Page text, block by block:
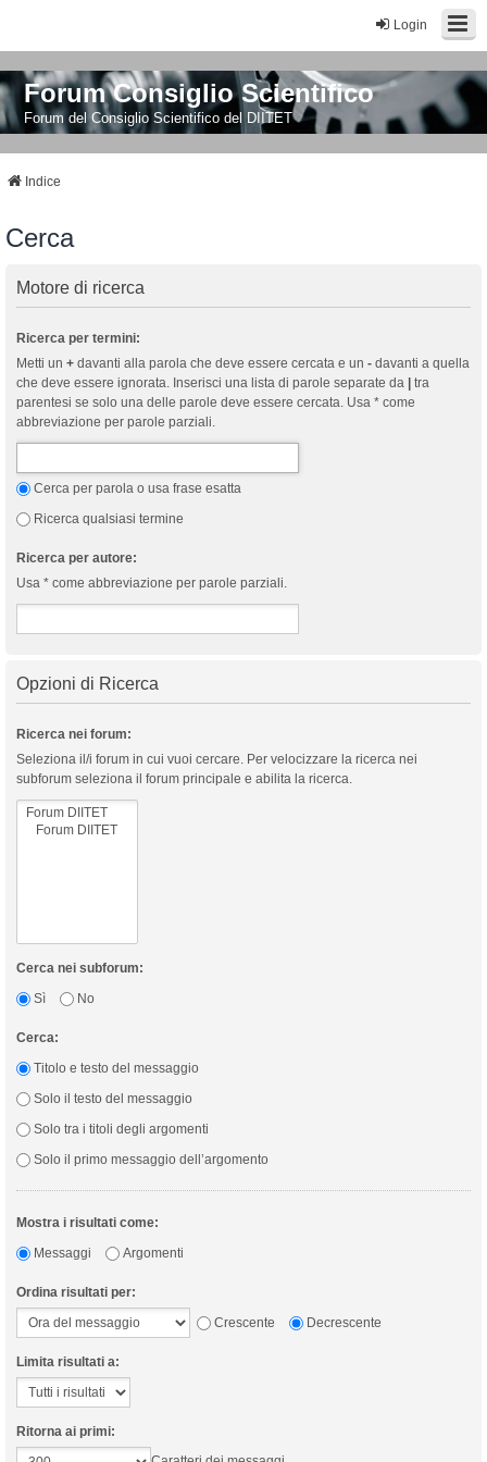
Login
Forum Consiglio Scientifico
Forum del Consiglio Scientifico del DIITET
Indice
Cerca
Motore di ricerca
Ricerca per termini:
Metti un + davanti alla parola che deve essere cercata e un - davanti a quella
che deve essere ignorata. Inserisci una lista di parole separate da
tra
parentesi se solo una delle parole deve essere cercata. Usa * come
abbreviazione per parole parziali.
Cerca per parola o usa frase esatta
Ricerca qualsiasi termine
Ricerca per autore:
Usa * come abbreviazione per parole parziali.
Opzioni di Ricerca
Ricerca nei forum:
Seleziona il/i forum in cui vuoi cercare. Per velocizzare la ricerca nei
subforum seleziona il forum principale e abilita la ricerca.
Cerca nei subforum:
Sì
No
Cerca:
Titolo e testo del messaggio
Solo il testo del messaggio
Solo tra i titoli degli argomenti
Solo il primo messaggio dell’argomento
Mostra i risultati come:
Messaggi
Argomenti
Ordina risultati per:
Crescente
Decrescente
Limita risultati a:
Ritorna ai primi: